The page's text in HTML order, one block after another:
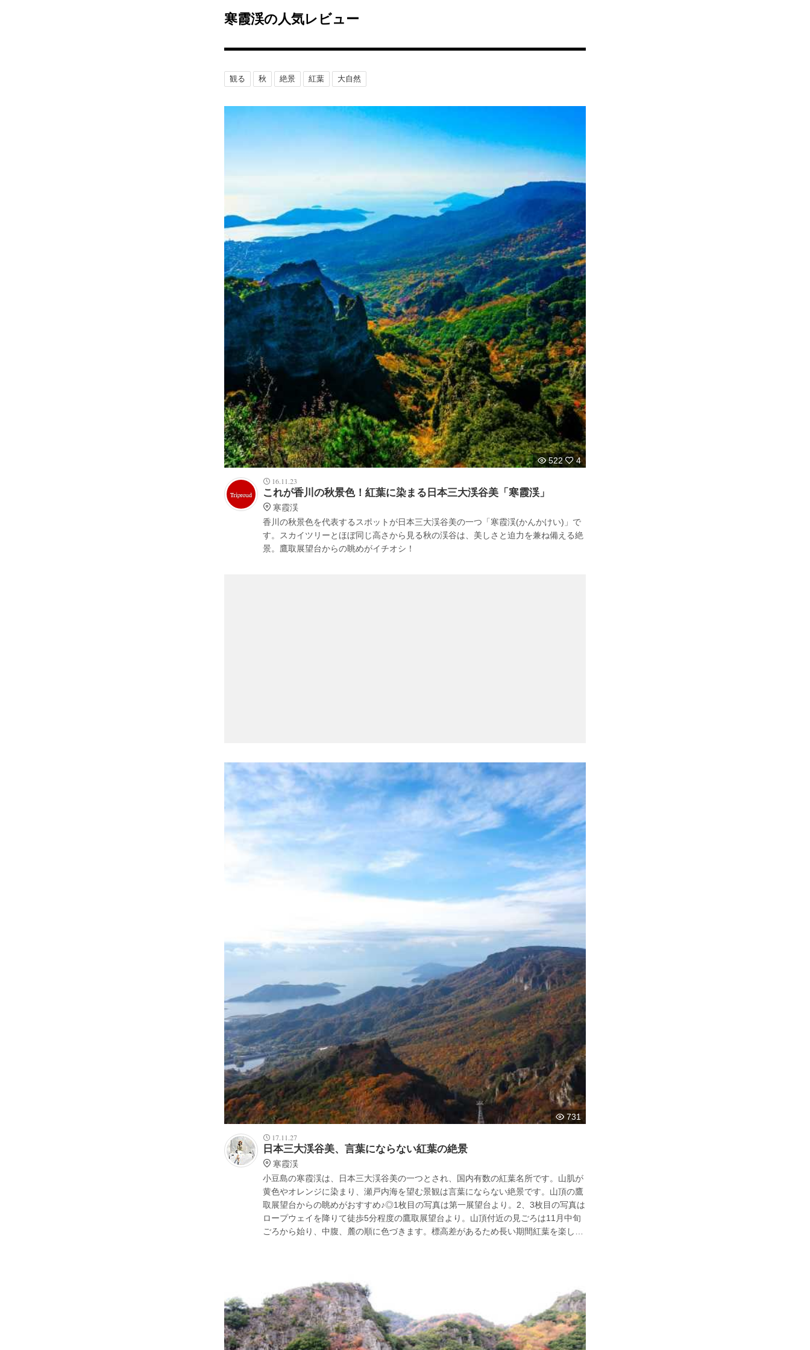
寒霞渓の人気レビュー
観る 秋 絶景 紅葉 大自然
522 4
16.11.23
これが香川の秋景色！紅葉に染まる日本三大渓谷美「寒霞渓」
寒霞渓
香川の秋景色を代表するスポットが日本三大渓谷美の一つ「寒霞渓(かんかけい)」で
す。スカイツリーとほぼ同じ高さから見る秋の渓谷は、美しさと迫力を兼ね備える絶
景。鷹取展望台からの眺めがイチオシ！
731
17.11.27
日本三大渓谷美、言葉にならない紅葉の絶景
寒霞渓
小豆島の寒霞渓は、日本三大渓谷美の一つとされ、国内有数の紅葉名所です。山肌が
黄色やオレンジに染まり、瀬戸内海を望む景観は言葉にならない絶景です。山頂の鷹
取展望台からの眺めがおすすめ♪◎1枚目の写真は第一展望台より。2、3枚目の写真は
ロープウェイを降りて徒歩5分程度の鷹取展望台より。山頂付近の見ごろは11月中旬
ごろから始り、中腹、麓の順に色づきます。標高差があるため長い期間紅葉を楽しめ